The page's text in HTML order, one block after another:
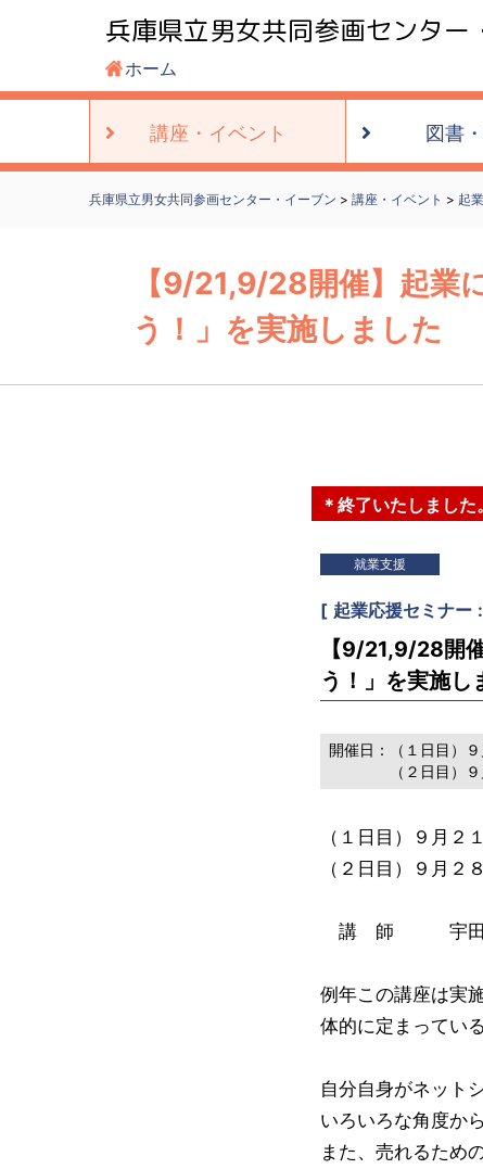
兵庫県立男女共同参画センター
ホーム
講座・ イベント 図書
兵庫県立男女共同参画センター・イーブン > 講座・イベント > 起
【9/21,9/28開催】起業
う！」を実施しました
＊終了いたしました。
就業支援
[ 起業応援セミナー
【9/21,9/28開
う！」を実施し
開催日：
（１日目）
（２日目）
（１日目）９月
（２日目）９月
講 師 宇田名保
例年この講座は実
体的に定まってい
自分自身がネット
いろいろな角度か
また、売れるため